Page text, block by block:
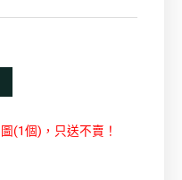
(1個)，只送不賣！